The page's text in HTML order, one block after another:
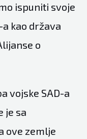
ispuniti svoje
kao država
o
vojske SAD-a
je sa
ove zemlje